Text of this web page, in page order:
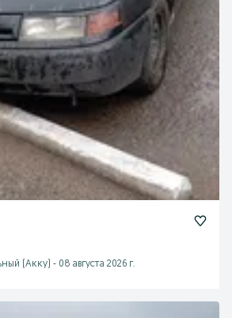
(Акку) - 08 августа 2026 г.